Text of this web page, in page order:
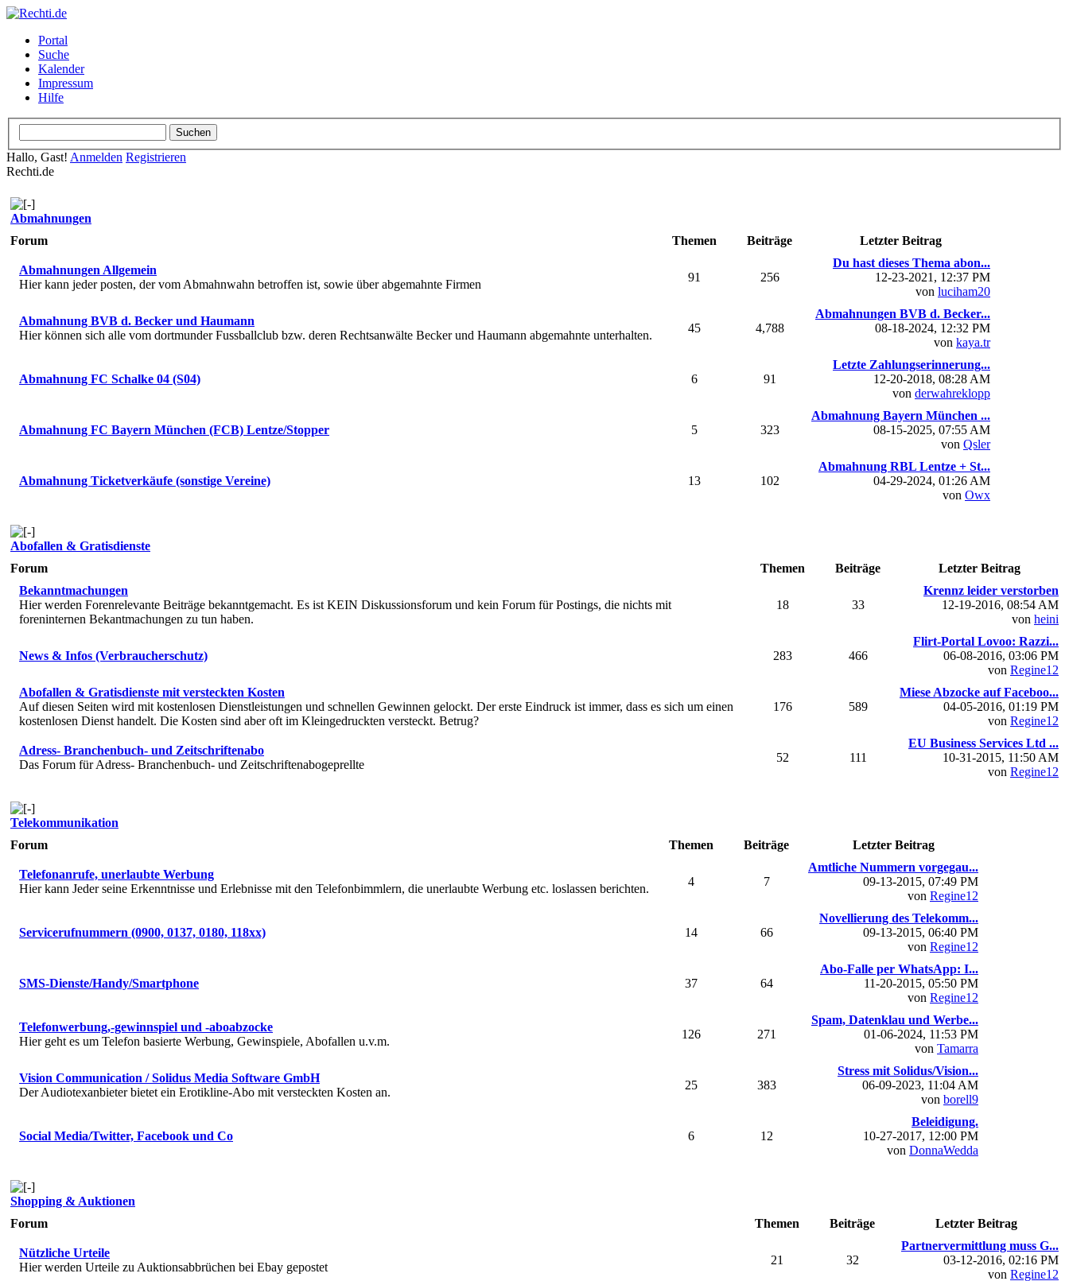
Portal
Suche
Kalender
Impressum
Hilfe
Hallo, Gast! Anmelden Registrieren
Rechti.de
Abmahnungen
Forum
Themen Beiträge Letzter Beitrag
Abmahnungen Allgemein
Hier kann jeder posten, der vom Abmahnwahn betroffen ist, sowie über abgemahnte Firmen
91 256
Du hast dieses Thema abon...
12-23-2021, 12:37 PM
von luciham20
Abmahnung BVB d. Becker und Haumann
Hier können sich alle vom dortmunder Fussballclub bzw. deren Rechtsanwälte Becker und Haumann abgemahnte unterhalten.
45 4,788
Abmahnungen BVB d. Becker...
08-18-2024, 12:32 PM
von kaya.tr
Abmahnung FC Schalke 04 (S04) 6 91
Letzte Zahlungserinnerung...
12-20-2018, 08:28 AM
von derwahreklopp
Abmahnung FC Bayern München (FCB) Lentze/Stopper 5 323
Abmahnung Bayern München ...
08-15-2025, 07:55 AM
von Qsler
Abmahnung Ticketverkäufe (sonstige Vereine) 13 102
Abmahnung RBL Lentze + St...
04-29-2024, 01:26 AM
von Owx
Abofallen & Gratisdienste
Forum
Themen Beiträge
Letzter Beitrag
Bekanntmachungen
Hier werden Forenrelevante Beiträge bekanntgemacht. Es ist KEIN Diskussionsforum und kein Forum für Postings, die nichts mit
foreninternen Bekantmachungen zu tun haben.
18 33
Krennz leider verstorben
12-19-2016, 08:54 AM
von heini
News & Infos (Verbraucherschutz) 283 466
Flirt-Portal Lovoo: Razzi...
06-08-2016, 03:06 PM
von Regine12
Abofallen & Gratisdienste mit versteckten Kosten
Auf diesen Seiten wird mit kostenlosen Dienstleistungen und schnellen Gewinnen gelockt. Der erste Eindruck ist immer, dass es sich um einen
kostenlosen Dienst handelt. Die Kosten sind aber oft im Kleingedruckten versteckt. Betrug?
176 589
Miese Abzocke auf Faceboo...
04-05-2016, 01:19 PM
von Regine12
Adress- Branchenbuch- und Zeitschriftenabo
Das Forum für Adress- Branchenbuch- und Zeitschriftenabogeprellte
52 111
EU Business Services Ltd ...
10-31-2015, 11:50 AM
von Regine12
Telekommunikation
Forum
Themen Beiträge Letzter Beitrag
Telefonanrufe, unerlaubte Werbung
Hier kann Jeder seine Erkenntnisse und Erlebnisse mit den Telefonbimmlern, die unerlaubte Werbung etc. loslassen berichten.
4 7
Amtliche Nummern vorgegau...
09-13-2015, 07:49 PM
von Regine12
Servicerufnummern (0900, 0137, 0180, 118xx) 14 66
Novellierung des Telekomm...
09-13-2015, 06:40 PM
von Regine12
SMS-Dienste/Handy/Smartphone 37 64
Abo-Falle per WhatsApp: I...
11-20-2015, 05:50 PM
von Regine12
Telefonwerbung,-gewinnspiel und -aboabzocke
Hier geht es um Telefon basierte Werbung, Gewinspiele, Abofallen u.v.m.
126 271
Spam, Datenklau und Werbe...
01-06-2024, 11:53 PM
von Tamarra
Vision Communication / Solidus Media Software GmbH
Der Audiotexanbieter bietet ein Erotikline-Abo mit versteckten Kosten an.
25 383
Stress mit Solidus/Vision...
06-09-2023, 11:04 AM
von borell9
Social Media/Twitter, Facebook und Co 6 12
Beleidigung.
10-27-2017, 12:00 PM
von DonnaWedda
Shopping & Auktionen
Forum
Themen Beiträge Letzter Beitrag
Nützliche Urteile
Hier werden Urteile zu Auktionsabbrüchen bei Ebay gepostet
21 32
Partnervermittlung muss G...
03-12-2016, 02:16 PM
von Regine12